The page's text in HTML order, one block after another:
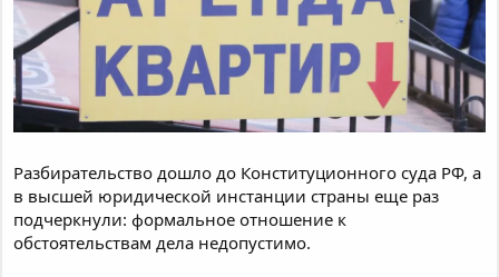
Разбирательство дошло до Конституционного суда РФ, а
в высшей юридической инстанции страны еще раз
подчеркнули: формальное отношение к
обстоятельствам дела недопустимо.